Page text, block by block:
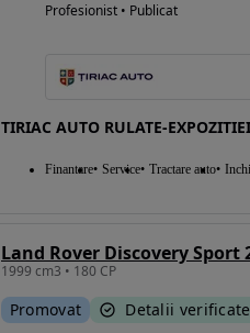
Profesionist • Publicat
TIRIAC AUTO RULATE-EXPOZITIEI
Finantare Service Tractare auto
1999 cm3 • 180 CP
Promovat Detalii verificate